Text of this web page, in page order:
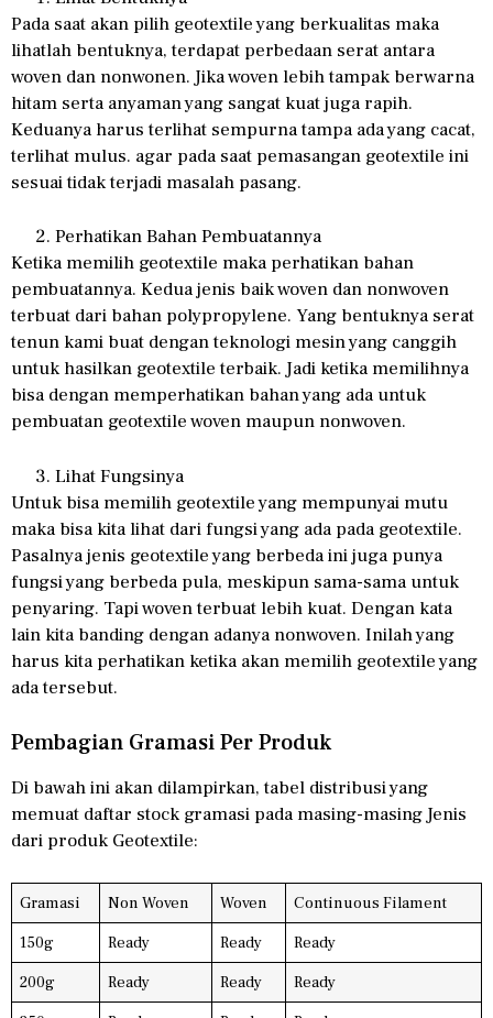
Pada saat akan pilih geotextile yang berkualitas maka
lihatlah bentuknya, terdapat perbedaan serat antara
woven dan nonwonen. Jika woven lebih tampak berwarna
hitam serta anyaman yang sangat kuat juga rapih.
Keduanya harus terlihat sempurna tampa ada yang cacat,
terlihat mulus. agar pada saat pemasangan geotextile ini
sesuai tidak terjadi masalah pasang.
Perhatikan Bahan Pembuatannya
Ketika memilih geotextile maka perhatikan bahan
pembuatannya. Kedua jenis baik woven dan nonwoven
terbuat dari bahan polypropylene. Yang bentuknya serat
tenun kami buat dengan teknologi mesin yang canggih
untuk hasilkan geotextile terbaik. Jadi ketika memilihnya
bisa dengan memperhatikan bahan yang ada untuk
pembuatan geotextile woven maupun nonwoven.
Lihat Fungsinya
Untuk bisa memilih geotextile yang mempunyai mutu
maka bisa kita lihat dari fungsi yang ada pada geotextile.
Pasalnya jenis geotextile yang berbeda ini juga punya
fungsi yang berbeda pula, meskipun sama-sama untuk
penyaring. Tapi woven terbuat lebih kuat. Dengan kata
lain kita banding dengan adanya nonwoven. Inilah yang
harus kita perhatikan ketika akan memilih geotextile yang
ada tersebut.
Pembagian Gramasi Per Produk
Di bawah ini akan dilampirkan, tabel distribusi yang
memuat daftar stock gramasi pada masing-masing Jenis
dari produk Geotextile:
Gramasi Non Woven Woven
Continuous Filament
150g
Ready Ready
Ready
200g
Ready Ready
Ready